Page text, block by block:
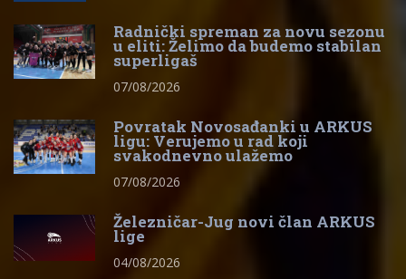
Radnički spreman za novu sezonu
u eliti: Želimo da budemo stabilan
superligaš
07/08/2026
Povratak Novosađanki u ARKUS
ligu: Verujemo u rad koji
svakodnevno ulažemo
07/08/2026
Železničar-Jug novi član ARKUS
lige
04/08/2026